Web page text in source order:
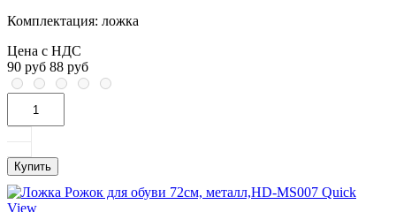
Комплектация: ложка
Цена с НДС
90 руб 88 руб
Купить
Quick
View